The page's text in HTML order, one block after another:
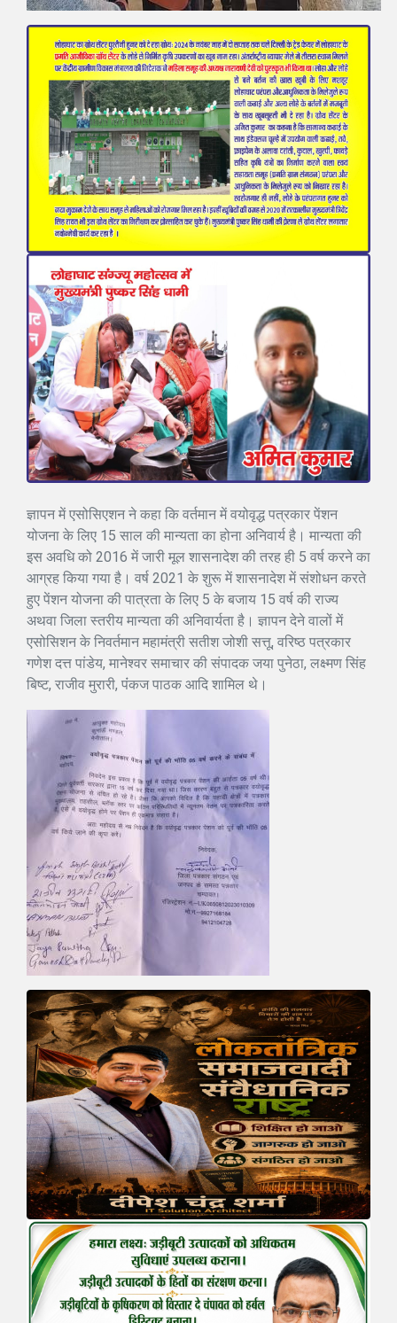
ज्ञापन में एसोसिएशन ने कहा कि वर्तमान में वयोवृद्ध पत्रकार पेंशन
योजना के लिए 15 साल की मान्यता का होना अनिवार्य है। मान्यता की
इस अवधि को 2016 में जारी मूल शासनादेश की तरह ही 5 वर्ष करने का
आग्रह किया गया है। वर्ष 2021 के शुरू में शासनादेश में संशोधन करते
हुए पेंशन योजना की पात्रता के लिए 5 के बजाय 15 वर्ष की राज्य
अथवा जिला स्तरीय मान्यता की अनिवार्यता है। ज्ञापन देने वालों में
एसोसिशन के निवर्तमान महामंत्री सतीश जोशी सत्तू, वरिष्ठ पत्रकार
गणेश दत्त पांडेय, मानेश्वर समाचार की संपादक जया पुनेठा, लक्ष्मण सिंह
बिष्ट, राजीव मुरारी, पंंकज पाठक आदि शामिल थे।